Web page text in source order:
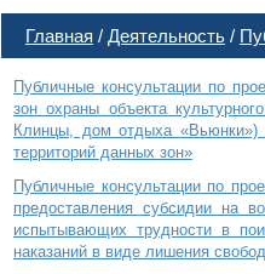
Главная / Деятельность /
Публичные консультации по
зон охраны объекта
Клинцы, дом отдыха «Вьюнки»)
территорий данных зон»
Публичные консультации по
предоставления субсидии на
испытывающих трудности в
наказаний в виде лишения